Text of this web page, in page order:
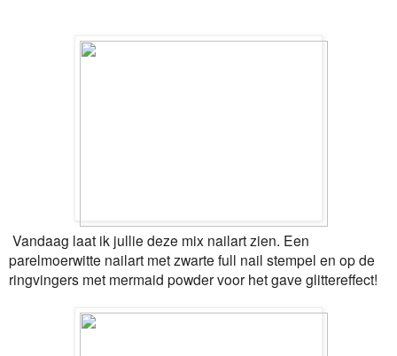
Vandaag laat ik jullie deze mix nailart zien. Een
parelmoerwitte nailart met zwarte full nail stempel en op de
ringvingers met mermaid powder voor het gave glittereffect!